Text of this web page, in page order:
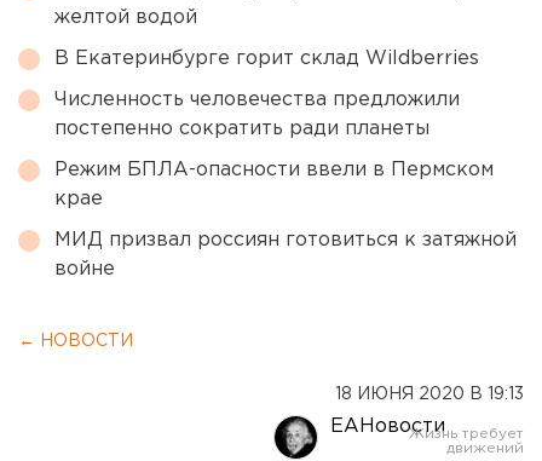
желтой водой
В Екатеринбурге горит склад Wildberries
Численность человечества предложили
постепенно сократить ради планеты
Режим БПЛА-опасности ввели в Пермском
крае
МИД призвал россиян готовиться к затяжной
войне
← НОВОСТИ
18 ИЮНЯ 2020 В 19:13
ЕАНовости